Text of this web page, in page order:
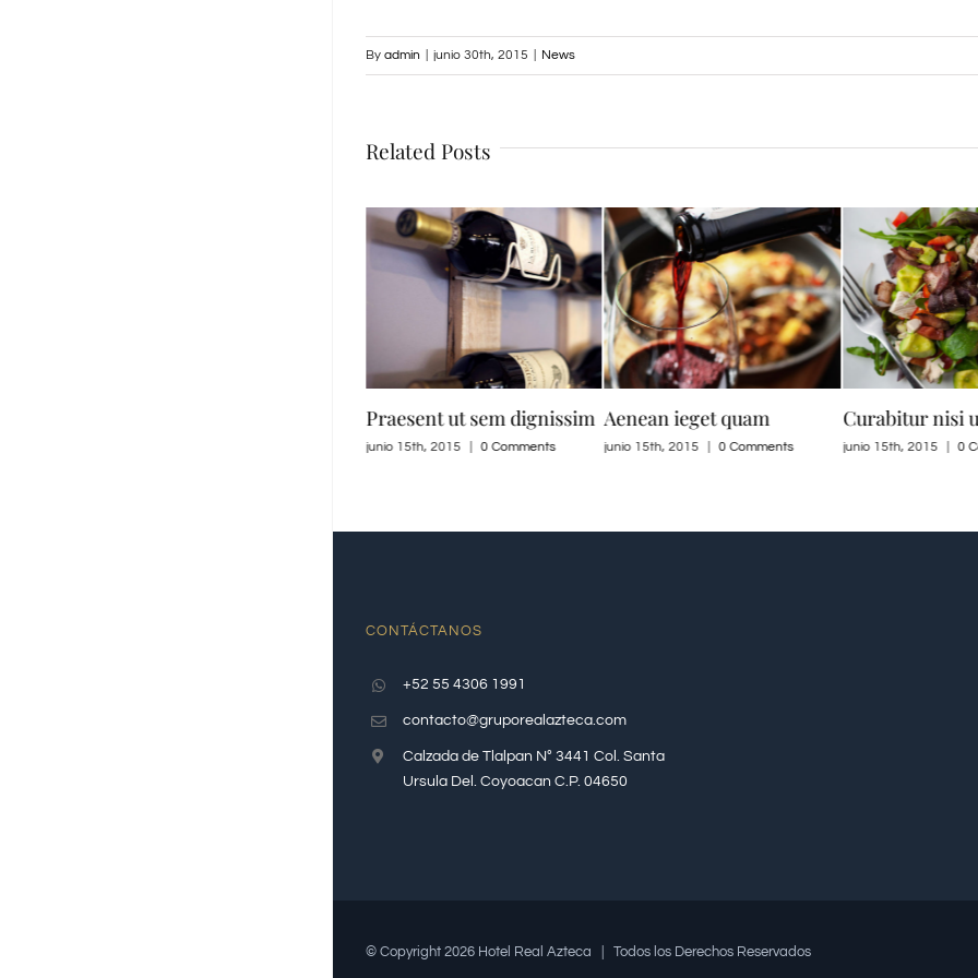
By admin junio 30th, 2015 News
Related Posts
Praesent ut sem dignissim
junio 15th, 2015 0 Comments
Aenean ieget quam
junio 15th, 2015 0 Comments
Curabitur nisi
junio 15th, 2015 0
CONTÁCTANOS
+52 55 4306 1991
contacto@gruporealazteca.com
Calzada de Tlalpan N° 3441 Col. Santa
Ursula Del. Coyoacan C.P. 04650
© Copyright 2026 Hotel Real Azteca | Todos los Derechos Reservados